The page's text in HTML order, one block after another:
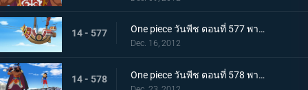
14 - 577 One piece วันพีช ตอนที่ 577 พากย์ไทย ภาคความทะเยอทะยานของเซ็ตโต้ ! แผนหลบหนีครั้งยิ่งใหญ่ถวายชีวิต!
Dec. 16, 2012
14 - 578 One piece วันพีช ตอนที่ 578 พากย์ไทย ภาคความทะเยอทะยานของเซ็ตโต้ ลูฟี่ ปะทะ ชูโซะ!